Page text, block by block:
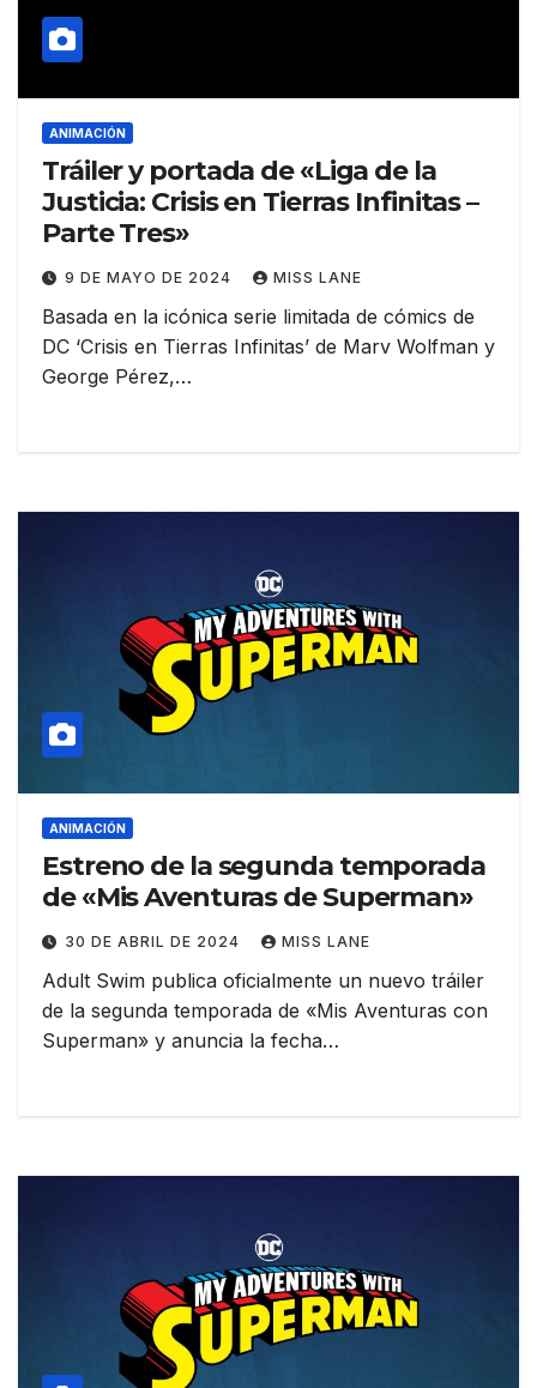
ANIMACIÓN
Tráiler y portada de «Liga de la
Justicia: Crisis en Tierras Infinitas –
Parte Tres»
9 DE MAYO DE 2024 MISS LANE
Basada en la icónica serie limitada de cómics de
DC ‘Crisis en Tierras Infinitas’ de Marv Wolfman y
George Pérez,…
ANIMACIÓN
Estreno de la segunda temporada
de «Mis Aventuras de Superman»
30 DE ABRIL DE 2024 MISS LANE
Adult Swim publica oficialmente un nuevo tráiler
de la segunda temporada de «Mis Aventuras con
Superman» y anuncia la fecha…